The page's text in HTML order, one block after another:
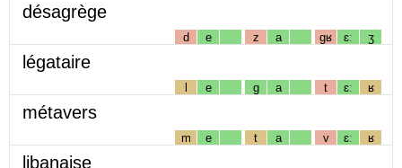
désagrège
d e z a gʁ ɛː ʒ
légataire
l e g a t ɛː ʁ
métavers
m e t a v ɛː ʁ
libanaise